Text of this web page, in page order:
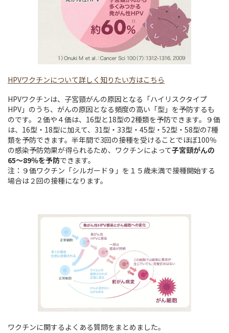
HPVワクチンについて詳しく知りたい方はこちら
HPVワクチンは、子宮頸がんの原因となる「ハイリスクタイプ
HPV」のうち、がんの原因となる頻度の高い「型」を予防するも
のです。２価や４価は、16型と18型の2種類を予防できます。９価
は、16型・18型に加えて、31型・33型・45型・52型・58型の7種
類を予防できます。半年間で3回の接種を受けることでほぼ100％
の感染予防効果が得られるため、ワクチンによって子宮頸がんの
65～89％を予防できます。
注：９価ワクチン「シルガード９」を１５歳未満で接種開始する
場合は２回の接種になります。
ワクチンに関するよくある質問をまとめました。